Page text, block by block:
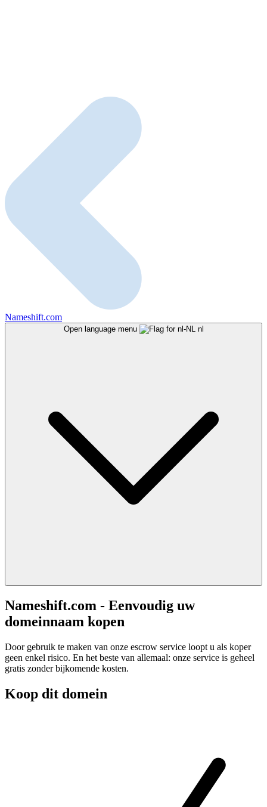
Nameshift.com
Open language menu nl
Nameshift.com - Eenvoudig uw
domeinnaam kopen
Door gebruik te maken van onze escrow service loopt u als koper
geen enkel risico. En het beste van allemaal: onze service is geheel
gratis zonder bijkomende kosten.
Koop dit domein